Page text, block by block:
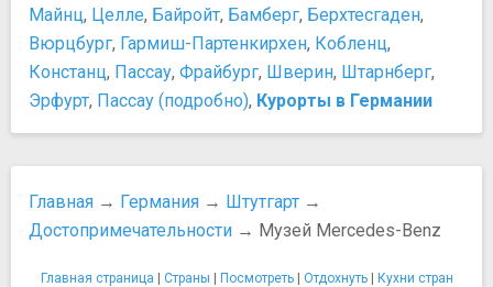
Фридрих Шиллер
​Брамс Иоганнес
​Иммануил Кант
​Иоганн Вольфганг Гёте
​Карл Маркс
​Фридрих Энгельс
Развлечения и отдых
Где развлечься?
Майнц, Целле, Байройт, Бамберг, Берхтесгаден,
Вюрцбург, Гармиш-Партенкирхен, Кобленц,
Констанц, Пассау, Фрайбург, Шверин, Штарнберг,
Эрфурт, Пассау (подробно), Курорты в Германии
Главная → Германия → Штутгарт →
Достопримечательности → Музей Mercedes-Benz
Главная страница | Страны | Посмотреть| Отдохнуть| Кухни стран